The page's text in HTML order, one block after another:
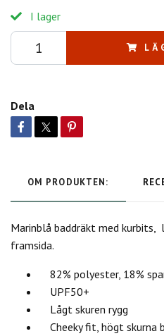
I lager
Dela
OM PRODUKTEN:
Marinblå baddräkt med kurbits,
framsida.
82% polyester, 18%
UPF50+
Lågt skuren rygg
Cheeky fit, högt skurna